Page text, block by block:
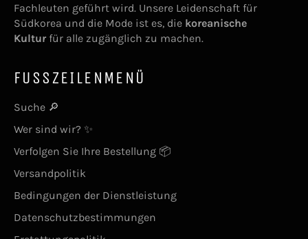
Fachleuten geführt wird. Unsere Leidenschaft für
Südkorea und die Mode ist es, die koreanische
Kultur für alle zugänglich zu machen.
FUSSZEILENMENÜ
Suche 🔎
Wer sind wir? ✨
Verfolgen Sie Ihre Bestellung 📦
Versandpolitik
Bedingungen der Dienstleistung
Datenschutzbestimmungen